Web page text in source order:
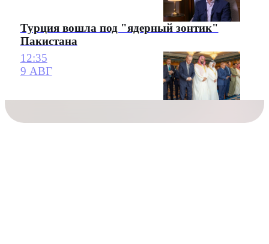
Турция вошла под "ядерный зонтик"
Пакистана
12:35
9 АВГ